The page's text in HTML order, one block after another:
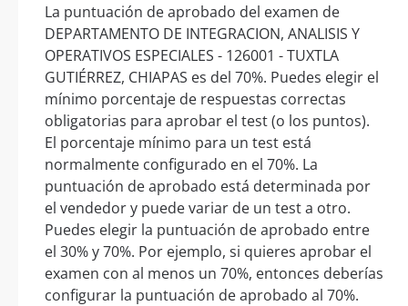
La puntuación de aprobado del examen de
DEPARTAMENTO DE INTEGRACION, ANALISIS Y
OPERATIVOS ESPECIALES - 126001 - TUXTLA
GUTIÉRREZ, CHIAPAS es del 70%. Puedes elegir el
mínimo porcentaje de respuestas correctas
obligatorias para aprobar el test (o los puntos).
El porcentaje mínimo para un test está
normalmente configurado en el 70%. La
puntuación de aprobado está determinada por
el vendedor y puede variar de un test a otro.
Puedes elegir la puntuación de aprobado entre
el 30% y 70%. Por ejemplo, si quieres aprobar el
examen con al menos un 70%, entonces deberías
configurar la puntuación de aprobado al 70%.